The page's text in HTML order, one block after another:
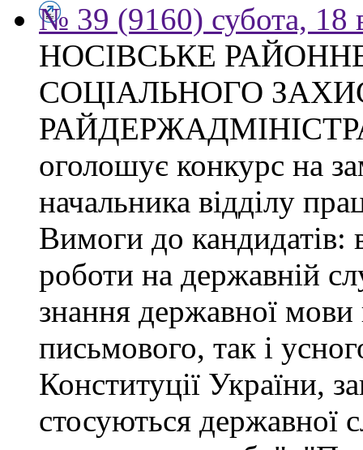
№ 39 (9160) субота, 18
НОСІВСЬКЕ
СОЦІАЛЬНОГО
оголошує конкурс на
начальника відділу
Вимоги до
роботи на державній
знання державної мови
письмового, так і
Конституції України,
стосуються